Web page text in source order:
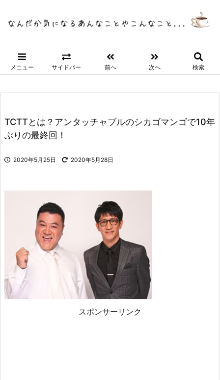
メニュー サイドバー 前へ 次へ 検索
TCTTとは？アンタッチャブルのシカゴマンゴで10年
ぶりの最終回！
2020年5月25日 2020年5月28日
スポンサーリンク